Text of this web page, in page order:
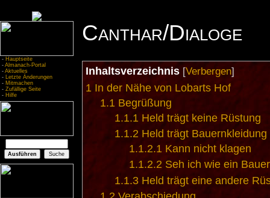
- Hauptseite
- Almanach-Portal
- Aktuelles
- Letzte Änderungen
- Mitmachen
- Zufällige Seite
- Hilfe
Canthar/Dialoge
Inhaltsverzeichnis[Verbergen]
1 In der Nähe von Lobarts Hof
1.1 Begrüßung
1.1.1 Held trägt keine Rüstung
1.1.2 Held trägt Bauernkleidung
1.1.2.1 Kann nicht klagen
1.1.2.2 Seh ich wie ein
1.1.3 Held trägt eine andere